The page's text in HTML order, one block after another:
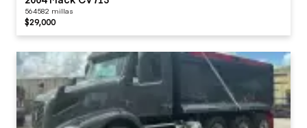
564582 millas
$29,000